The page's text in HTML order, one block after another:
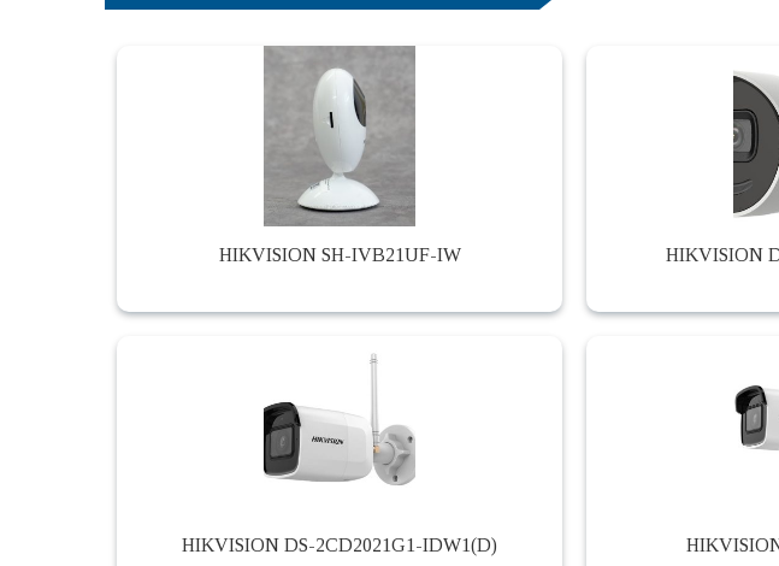
HIKVISION SH-IVB21UF-IW HIKVISION
HIKVISION DS-2CD2021G1-IDW1(D)